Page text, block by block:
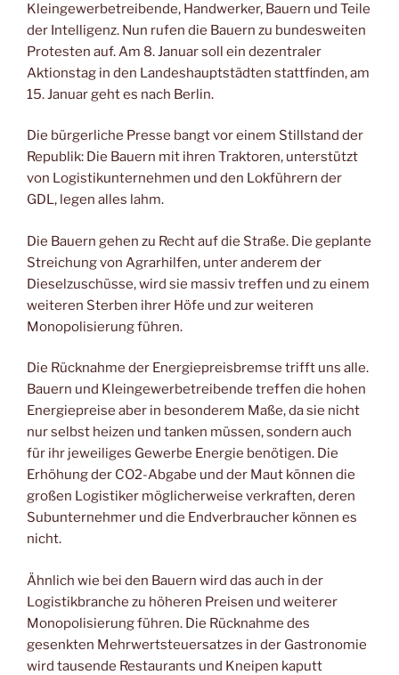
Kleingewerbetreibende, Handwerker, Bauern und Teile
der Intelligenz. Nun rufen die Bauern zu bundesweiten
Protesten auf. Am 8. Januar soll ein dezentraler
Aktionstag in den Landeshauptstädten stattfinden, am
15. Januar geht es nach Berlin.
Die bürgerliche Presse bangt vor einem Stillstand der
Republik: Die Bauern mit ihren Traktoren, unterstützt
von Logistikunternehmen und den Lokführern der
GDL, legen alles lahm.
Die Bauern gehen zu Recht auf die Straße. Die geplante
Streichung von Agrarhilfen, unter anderem der
Dieselzuschüsse, wird sie massiv treffen und zu einem
weiteren Sterben ihrer Höfe und zur weiteren
Monopolisierung führen.
Die Rücknahme der Energiepreisbremse trifft uns alle.
Bauern und Kleingewerbetreibende treffen die hohen
Energiepreise aber in besonderem Maße, da sie nicht
nur selbst heizen und tanken müssen, sondern auch
für ihr jeweiliges Gewerbe Energie benötigen. Die
Erhöhung der CO2-Abgabe und der Maut können die
großen Logistiker möglicherweise verkraften, deren
Subunternehmer und die Endverbraucher können es
nicht.
Ähnlich wie bei den Bauern wird das auch in der
Logistikbranche zu höheren Preisen und weiterer
Monopolisierung führen. Die Rücknahme des
gesenkten Mehrwertsteuersatzes in der Gastronomie
wird tausende Restaurants und Kneipen kaputt